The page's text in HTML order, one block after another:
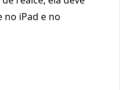
iPad e no